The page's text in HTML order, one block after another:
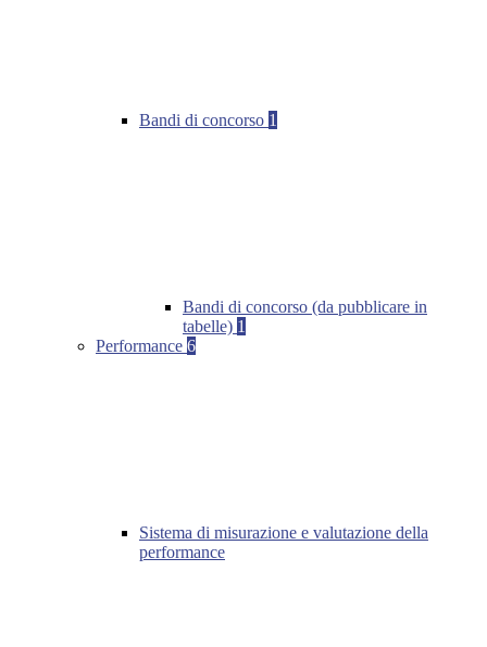
Bandi di concorso 1
Bandi di concorso (da pubblicare in
tabelle) 1
Performance 6
Sistema di misurazione e valutazione della
performance